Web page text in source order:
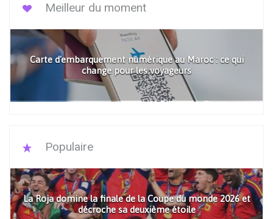
Meilleur du moment
Carte d'embarquement numérique au Maroc : ce qui
change pour les voyageurs
Populaire
La Roja domine la finale de la Coupe du monde 2026 et
décroche sa deuxième étoile